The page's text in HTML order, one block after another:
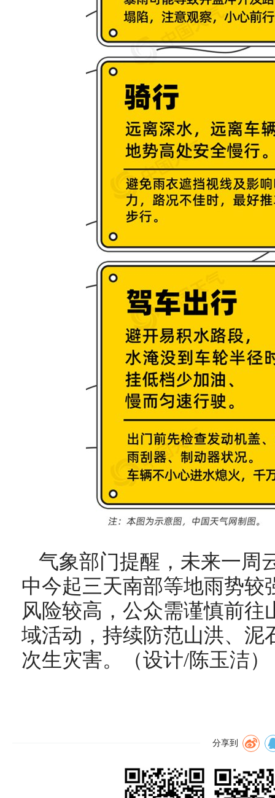
气象部门提醒，未来一周
中今起三天南部等地雨势较
风险较高，公众需谨慎前
域活动，持续防范山洪、泥
次生灾害。（设计/陈玉洁）
分享到